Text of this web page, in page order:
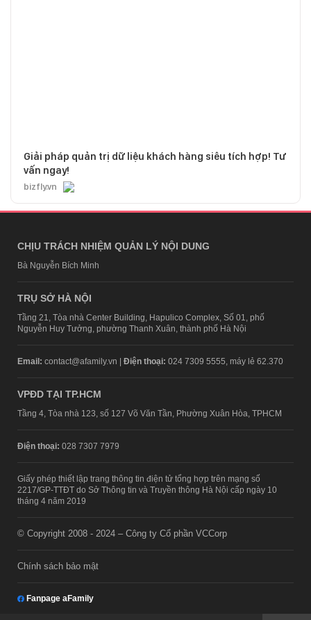
Giải pháp quản trị dữ liệu khách hàng siêu tích hợp! Tư
vấn ngay!
bizfly.vn
CHỊU TRÁCH NHIỆM QUẢN LÝ NỘI DUNG
Bà Nguyễn Bích Minh
TRỤ SỞ HÀ NỘI
Tầng 21, Tòa nhà Center Building, Hapulico Complex, Số 01, phố
Nguyễn Huy Tưởng, phường Thanh Xuân, thành phố Hà Nội
Email: contact@afamily.vn | Điện thoại: 024 7309 5555, máy lẻ 62.370
VPĐD TẠI TP.HCM
Tầng 4, Tòa nhà 123, số 127 Võ Văn Tần, Phường Xuân Hòa, TPHCM
Điện thoại: 028 7307 7979
Giấy phép thiết lập trang thông tin điện tử tổng hợp trên mạng số
2217/GP-TTĐT do Sở Thông tin và Truyền thông Hà Nội cấp ngày 10
tháng 4 năm 2019
© Copyright 2008 - 2024 – Công ty Cổ phần VCCorp
Chính sách bảo mật
Fanpage aFamily